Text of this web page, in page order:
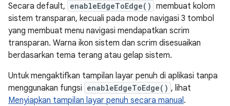
Secara default, enableEdgeToEdge() membuat kolom
sistem transparan, kecuali pada mode navigasi 3 tombol
yang membuat menu navigasi mendapatkan scrim
transparan. Warna ikon sistem dan scrim disesuaikan
berdasarkan tema terang atau gelap sistem.
Untuk mengaktifkan tampilan layar penuh di aplikasi tanpa
menggunakan fungsi enableEdgeToEdge() , lihat
Menyiapkan tampilan layar penuh secara manual .